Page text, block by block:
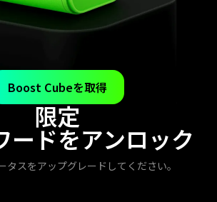
Boost Cubeを取得
限定
ードをアンロック
タスをアップグレードしてください。